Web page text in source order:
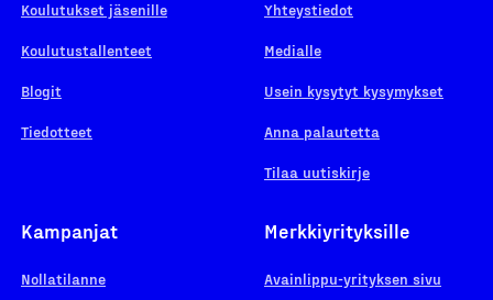
Koulutukset jäsenille
Koulutustallenteet
Blogit
Tiedotteet
Yhteystiedot
Medialle
Usein kysytyt kysymykset
Anna palautetta
Tilaa uutiskirje
Kampanjat
Nollatilanne
Merkkiyrityksille
Avainlippu-yrityksen sivu